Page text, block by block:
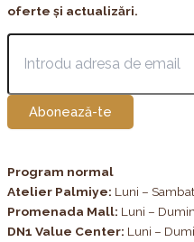
oferte și actualizări.
Abonează-te
Program normal
Atelier Palmiye: Luni –
Promenada Mall: Luni –
DN1 Value Center: Luni –